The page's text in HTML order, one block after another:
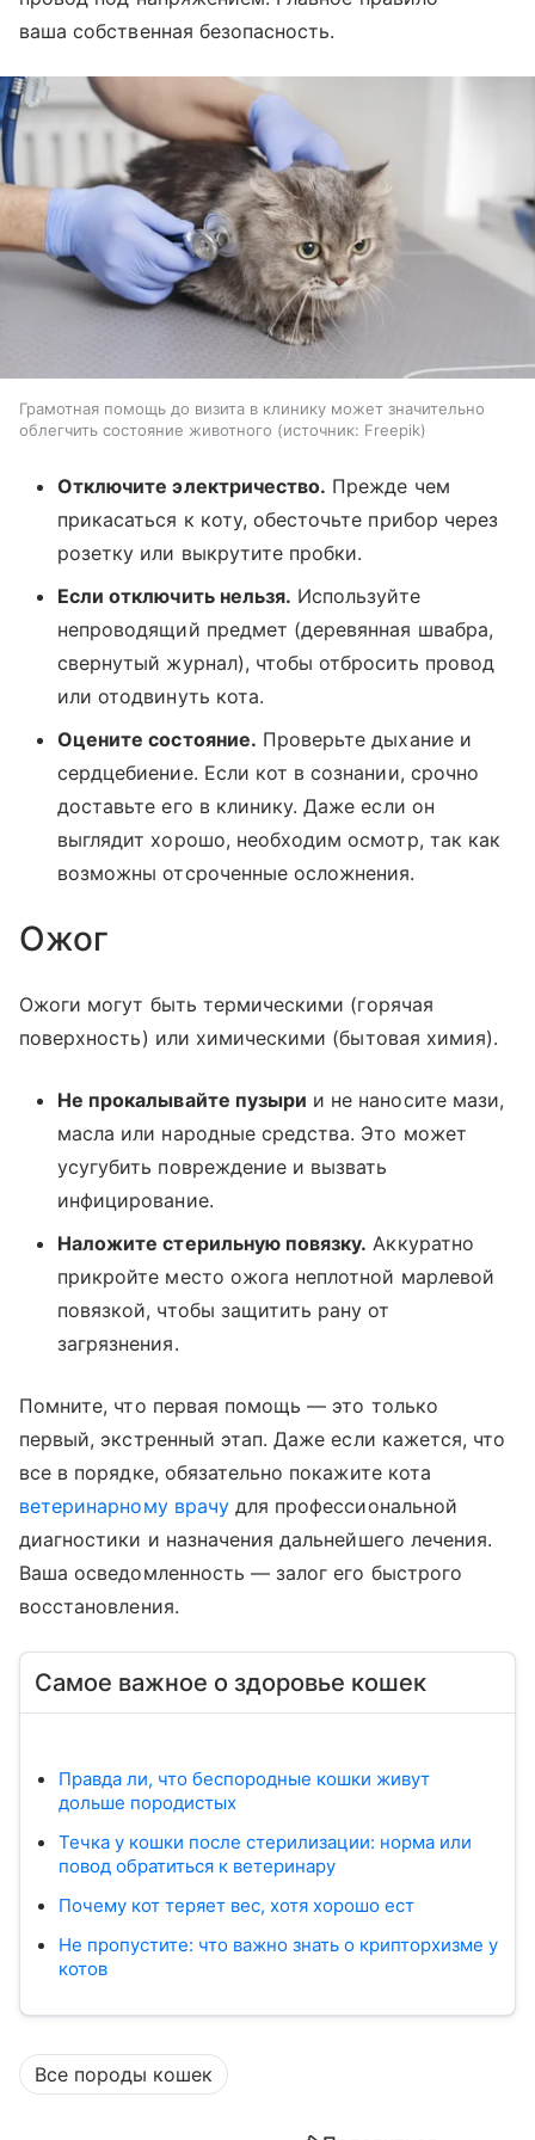
ваша собственная безопасность.
Грамотная помощь до визита в клинику может значительно
облегчить состояние животного
источник: Freepik
Отключите электричество. Прежде чем
прикасаться к коту, обесточьте прибор через
розетку или выкрутите пробки.
Если отключить нельзя. Используйте
непроводящий предмет (деревянная швабра,
свернутый журнал), чтобы отбросить провод
или отодвинуть кота.
Оцените состояние. Проверьте дыхание и
сердцебиение. Если кот в сознании, срочно
доставьте его в клинику. Даже если он
выглядит хорошо, необходим осмотр, так как
возможны отсроченные осложнения.
Ожог
Ожоги могут быть термическими (горячая
поверхность) или химическими (бытовая химия).
Не прокалывайте пузыри и не наносите мази,
масла или народные средства. Это может
усугубить повреждение и вызвать
инфицирование.
Наложите стерильную повязку. Аккуратно
прикройте место ожога неплотной марлевой
повязкой, чтобы защитить рану от
загрязнения.
Помните, что первая помощь — это только
первый, экстренный этап. Даже если кажется, что
все в порядке, обязательно покажите кота
ветеринарному врачудля профессиональной
диагностики и назначения дальнейшего лечения.
Ваша осведомленность — залог его быстрого
восстановления.
Самое важное о здоровье кошек
Правда ли, что беспородные кошки живут
дольше породистых
Течка у кошки после стерилизации: норма или
повод обратиться к ветеринару
Почему кот теряет вес, хотя хорошо ест
Не пропустите: что важно знать о крипторхизме у
котов
Все породы кошек